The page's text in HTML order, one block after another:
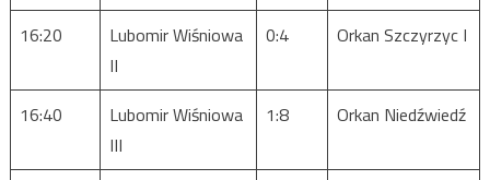
16:20
Lubomir Wiśniowa
II
0:4 Orkan Szczyrzyc I
16:40
Lubomir Wiśniowa
III
1:8 Orkan Niedźwiedź